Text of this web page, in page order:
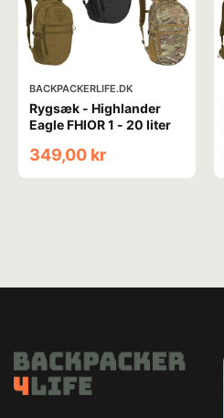
BACKPACKERLIFE.DK
Rygsæk - Highlander
Eagle FHIOR 1 - 20 liter
349,00 kr